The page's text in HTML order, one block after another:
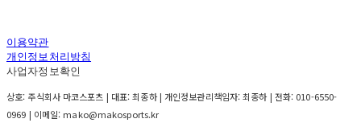
이용약관
개인정보처리방침
사업자정보확인
상호: 주식회사 마코스포츠 | 대표: 최종하 | 개인정보관리책임자: 최종하 | 전화: 010-6550-
0969 | 이메일: mako@makosports.kr